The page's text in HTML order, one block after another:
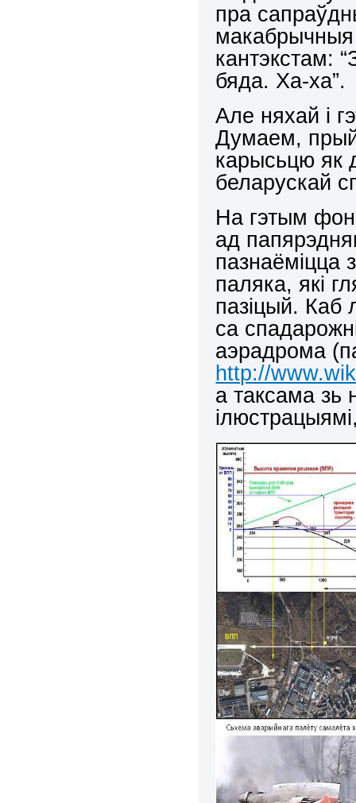
пра
макабрычныя
кантэкстам:
бяда. Ха-ха”.
Але няхай і
Думаем,
карысьцю як
беларускай
На гэтым
ад
пазнаёміцца
паляка, які
пазіцый. Каб
са
аэрадрома
http://
а таксама зь